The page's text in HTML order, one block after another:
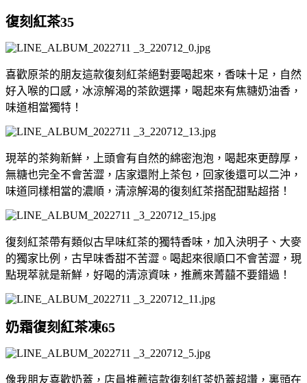
復刻紅茶35
喜歡原茶的朋友這款復刻紅茶絕對要喝起來，香味十足，自然
好入喉的口感，冰涼解渴的茶飲選擇，喝起來有焦糖奶油香，
味道相當獨特！
現萃的茶夠新鮮，上頭會有自然的綿密泡泡，喝起來更醇厚，
無糖也完全不會苦澀，店家還附上茶包，回家後還可以二沖，
味道同樣相當的濃順，清涼解渴的復刻紅茶搭配甜點超搭！
復刻紅茶帶有類似古早味紅茶的獨特香味，加入決明子、大麥
的獨家比例，古早味香甜不苦澀。喝起來很順口不會苦澀，現
點現萃就是新鮮，好喝的清涼資味，推薦來菁囍不要錯過！
奶霜復刻紅茶凍65
像我朋友喜歡奶蓋，店員推薦這款復刻紅茶奶蓋超讚，裏頭在